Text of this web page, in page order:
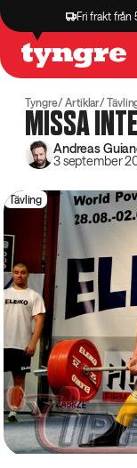
Fri frakt från
Butik Recept
Tyngre Artiklar
MISSA
Andreas
3 september
Tävling